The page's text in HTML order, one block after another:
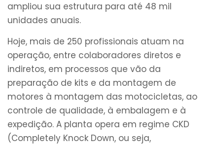
ampliou sua estrutura para até 48 mil
unidades anuais.
Hoje, mais de 250 profissionais atuam na
operação, entre colaboradores diretos e
indiretos, em processos que vão da
preparação de kits e da montagem de
motores à montagem das motocicletas, ao
controle de qualidade, à embalagem e à
expedição. A planta opera em regime CKD
(Completely Knock Down, ou seja,